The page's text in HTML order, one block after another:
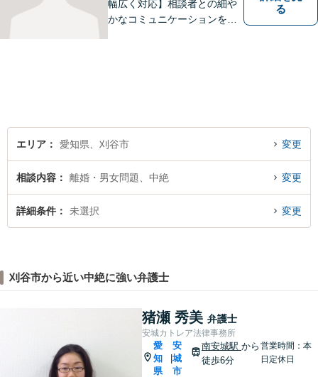
幅広く対応】相談者との細や
かなコミュニケーションを大
る
エリア 愛知県、刈谷市 変更
相談内容 離婚・男女問題、中絶 変更
詳細条件 未選択 変更
刈谷市から近い中絶に強い弁護士
猪瀬 秀美 弁護士
安城カトレア法律事務所
愛
知
県
|
安
城
市
南安城駅 から
徒歩6分
営業時間：本
日定休日